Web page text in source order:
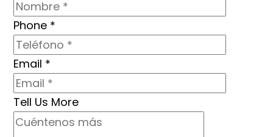
Phone *
Email *
Tell Us More